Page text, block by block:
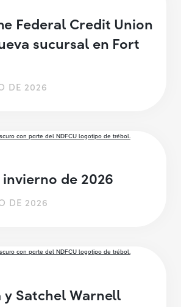
Federal Credit Union
sucursal en Fort
DE 2026
de 2026
DE 2026
y Satchel Warnell